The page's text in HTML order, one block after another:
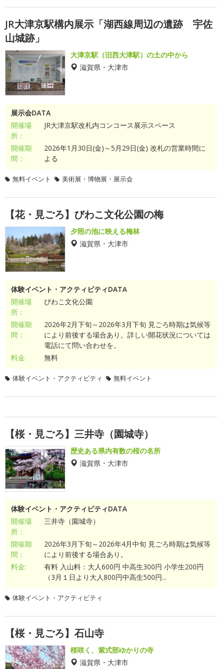
JR大津京駅構内展示「湖西線周辺の遺跡 宇佐
山城跡」
大津京駅（旧西大津駅）の土の中から
滋賀県・大津市
展示会DATA
開催場
所：
JR大津京駅改札内コンコース展示スペース
開催期
間：
2026年1月30日(金)～5月29日(金) 改札の営業時間に
よる
無料イベント 美術展・博物展・展示会
【花・見ごろ】びわこ文化公園の梅
夕照の池に映える梅林
滋賀県・大津市
体験イベント・アクティビティDATA
開催場
所：
びわこ文化公園
開催期
間：
2026年2月下旬～2026年3月下旬 見ごろ時期は気候等
により前後する場合あり。詳しい開花状況については
電話にて問い合わせを。
料金:
無料
体験イベント・アクティビティ 無料イベント
【桜・見ごろ】三井寺（園城寺）
歴史ある県内有数の桜の名所
滋賀県・大津市
体験イベント・アクティビティDATA
開催場
所：
三井寺（園城寺）
開催期
間：
2026年3月下旬～2026年4月中旬 見ごろ時期は気候等
により前後する場合あり。
料金:
有料 入山料：大人600円 中高生300円 小学生200円
（3月１日より大人800円中高生500円...
体験イベント・アクティビティ
【桜・見ごろ】石山寺
桜咲く、紫式部ゆかりの寺
滋賀県・大津市